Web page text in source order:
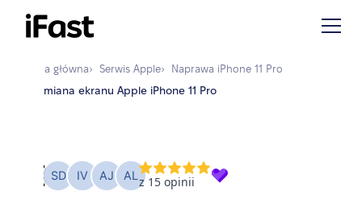
Strona główna› Serwis Apple› Naprawa iPhone 11 Pro
Wymiana ekranu Apple iPhone 11 Pro